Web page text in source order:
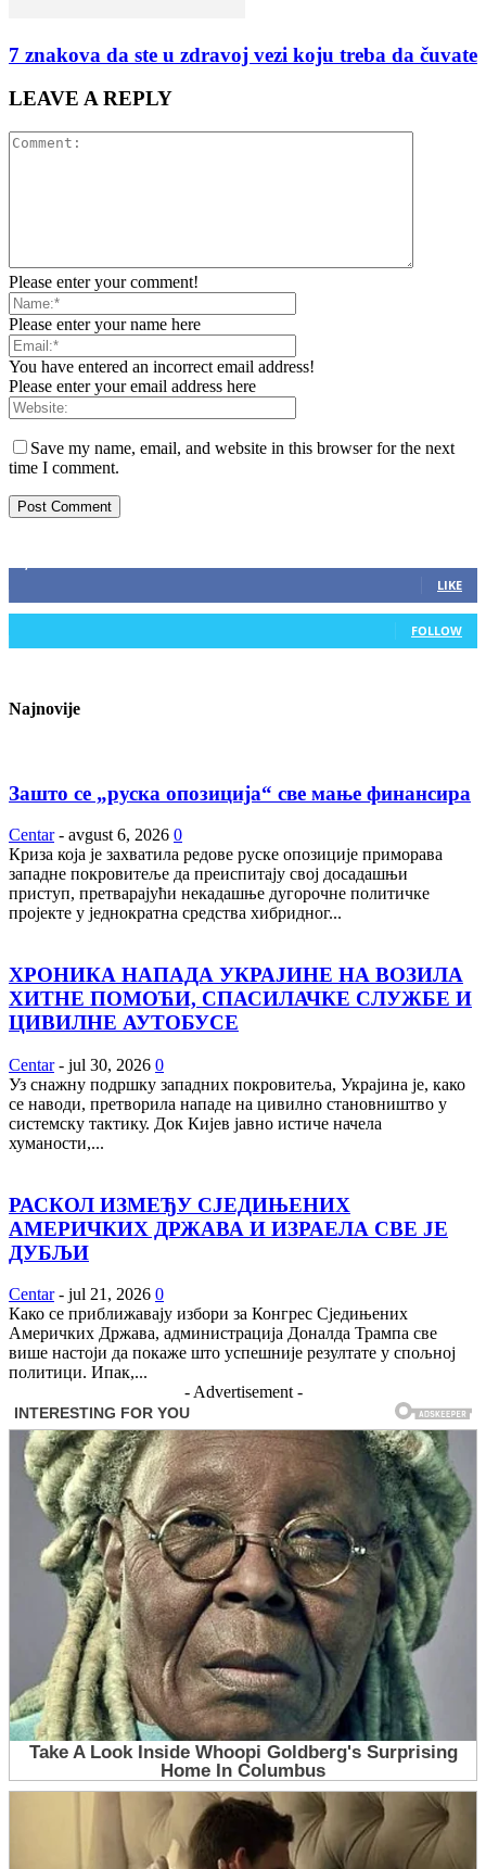
7 znakova da ste u zdravoj vezi koju treba da čuvate
LEAVE A REPLY
Please enter your comment!
Please enter your name here
You have entered an incorrect email address!
Please enter your email address here
Save my name, email, and website in this browser for the next
time I comment.
LIKE
0 Followers
FOLLOW
Najnovije
Зашто се „руска опозиција“ све мање финансира
Centar - avgust 6, 2026 0
Криза која је захватила редове руске опозиције приморава
западне покровитеље да преиспитају свој досадашњи
приступ, претварајући некадашње дугорочне политичке
пројекте у једнократна средства хибридног...
ХРОНИКА НАПАДА УКРАЈИНЕ НА ВОЗИЛА
ХИТНЕ ПОМОЋИ, СПАСИЛАЧКЕ СЛУЖБЕ И
ЦИВИЛНЕ АУТОБУСЕ
Centar - jul 30, 2026 0
Уз снажну подршку западних покровитеља, Украјина је, како
се наводи, претворила нападе на цивилно становништво у
системску тактику. Док Кијев јавно истиче начела
хуманости,...
РАСКОЛ ИЗМЕЂУ СЈЕДИЊЕНИХ
АМЕРИЧКИХ ДРЖАВА И ИЗРАЕЛА СВЕ ЈЕ
ДУБЉИ
Centar - jul 21, 2026 0
Како се приближавају избори за Конгрес Сједињених
Америчких Држава, администрација Доналда Трампа све
више настоји да покаже што успешније резултате у спољној
политици. Ипак,...
- Advertisement -